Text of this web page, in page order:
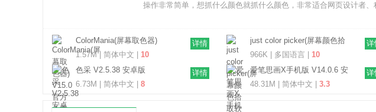
操作非常简单，想抓什么颜色就抓什么颜色，非常适合网页设计者、
ColorMania(屏幕取色器)
V15.0 官方免费版
1.57M | 简体中文 | 10
详情
just color picker(屏幕颜色拾
取软件) V6.2 最新版
966K | 多国语言 | 10
详
色采 V2.5.38 安卓版
6.73M | 简体中文 | 8
详情
爱笔思画X手机版 V14.0.6 安
卓最新版
48.31M | 简体中文 | 3.3
详